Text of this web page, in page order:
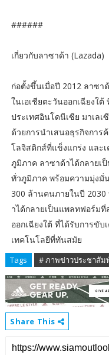
######
เกี่ยวกับลาซาด้า (Lazada)
ก่อตั้งขึ้นเมื่อปี 2012 ลาซ
ในเอเชียตะวันออกเฉียง
ประเทศอินโดนีเซีย มาเล
ด้วยการนำเสนอธุรกิจกา
โลจิสติกส์ที่แข็งแกร่ง และ
ภูมิภาค ลาซาด้าได้กลายเ
ทั่วภูมิภาค พร้อมความมุ่งมั่
300 ล้านคนภายในปี
าได้กลายเป็นแพลทฟอร์ม
ออกเฉียงใต้ ที่ได้รับการขั
เทคโนโลยีที่ทันสมัย
Tags # ภาพข่าวประชาสั
Share This